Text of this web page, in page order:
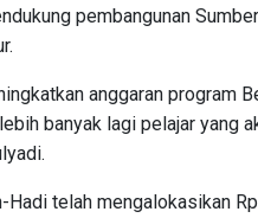
pembangunan
anggaran program
banyak lagi pelajar yang
telah mengalokasikan